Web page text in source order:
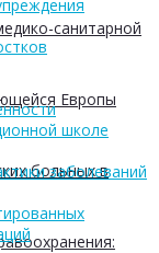
санитарной
Европы
больных в
школе
заболеваний